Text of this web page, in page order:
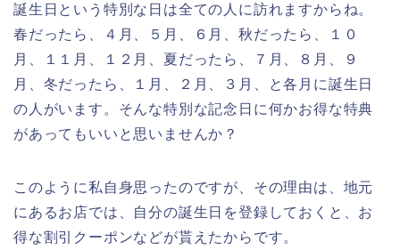
誕生日という特別な日は全ての人に訪れますからね。
春だったら、４月、５月、６月、秋だったら、１０
月、１１月、１２月、夏だったら、７月、８月、９
月、冬だったら、１月、２月、３月、と各月に誕生日
の人がいます。そんな特別な記念日に何かお得な特典
があってもいいと思いませんか？
このように私自身思ったのですが、その理由は、地元
にあるお店では、自分の誕生日を登録しておくと、お
得な割引クーポンなどが貰えたからです。